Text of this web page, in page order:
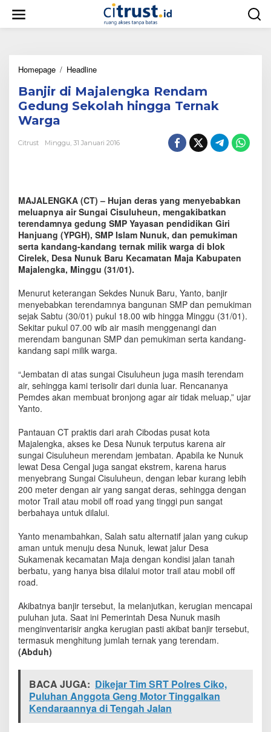
w
Homepage / Headline
n
j
i
i
l
e
n
g
k
a
R
e
n
d
a
m
G
e
d
n
g
S
o
l
a
h
h
i
n
g
g
T
e
r
n
W
a
r
g
a
Banjir di Majalengka Rendam
Gedung Sekolah hingga Ternak
Warga
Citrust Minggu, 31 Januari 2016
MAJALENGKA (CT) – Hujan deras yang menyebabkan
meluapnya air Sungai Cisuluheun, mengakibatkan
terendamnya gedung SMP Yayasan pendidikan Giri
Hanjuang (YPGH), SMP Islam Nunuk, dan pemukiman
serta kandang-kandang ternak milik warga di blok
Cirelek, Desa Nunuk Baru Kecamatan Maja Kabupaten
Majalengka, Minggu (31/01).
Menurut keterangan Sekdes Nunuk Baru, Yanto, banjir
menyebabkan terendamnya bangunan SMP dan pemukiman
sejak Sabtu (30/01) pukul 18.00 wib hingga Minggu (31/01).
Sekitar pukul 07.00 wib air masih menggenangi dan
merendam bangunan SMP dan pemukiman serta kandang-
kandang sapi milik warga.
“Jembatan di atas sungai Cisuluheun juga masih terendam
air, sehingga kami terisolir dari dunia luar. Rencananya
Pemdes akan membuat bronjong agar air tidak meluap,” ujar
Yanto.
Pantauan CT praktis dari arah Cibodas pusat kota
Majalengka, akses ke Desa Nunuk terputus karena air
sungai Cisuluheun merendam jembatan. Apabila ke Nunuk
lewat Desa Cengal juga sangat ekstrem, karena harus
menyebrang Sungai Cisuluheun, dengan lebar kurang lebih
200 meter dengan air yang sangat deras, sehingga dengan
motor Trail atau mobil off road yang tinggi pun sangat
berbahaya untuk dilalui.
Yanto menambahkan, Salah satu alternatif jalan yang cukup
aman untuk menuju desa Nunuk, lewat jalur Desa
Sukamenak kecamatan Maja dengan kondisi jalan tanah
berbatu, yang hanya bisa dilalui motor trail atau mobil off
road.
Akibatnya banjir tersebut, Ia melanjutkan, kerugian mencapai
puluhan juta. Saat ini Pemerintah Desa Nunuk masih
menginventarisir angka kerugian pasti akibat banjir tersebut,
termasuk menghitung jumlah ternak yang terendam.
(Abduh)
BACA JUGA: Dikejar Tim SRT Polres Ciko,
Puluhan Anggota Geng Motor Tinggalkan
Kendaraannya di Tengah Jalan